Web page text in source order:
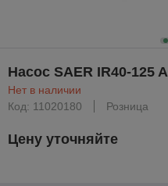
Насос SAER IR40-125 A
Нет в наличии
Код: 11020180
Розница
Цену уточняйте